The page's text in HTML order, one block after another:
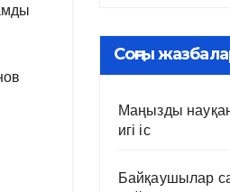
Соңғы
Маңызды
игі іс
Байқаушылар